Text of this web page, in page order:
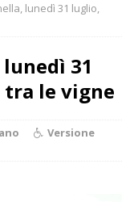
lunedì 31 luglio,
31
le vigne
Versione